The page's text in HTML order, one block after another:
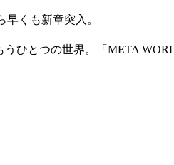
くも新章突入。
ひとつの世界。「META